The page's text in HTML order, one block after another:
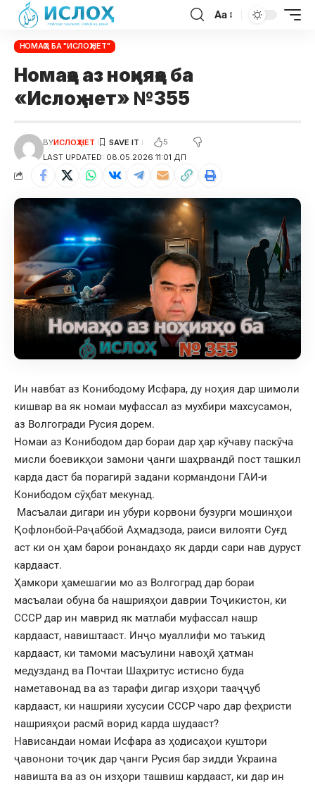
Aa
НОМАҲО БА "ИСЛОҲ.НЕТ"
Номаҳо аз ноҳияҳо ба
«Ислоҳ.нет» №355
LAST UPDATED: 08.05.2026 11:01 ДП
BYИСЛОҲ НЕТ 5
Ин навбат аз Конибодому Исфара, ду ноҳия дар шимоли
кишвар ва як номаи муфассал аз мухбири махсусамон,
аз Волгогради Русия дорем.
Номаи аз Конибодом дар бораи дар ҳар кӯчаву паскӯча
мисли боевикҳои замони ҷанги шаҳрвандӣ пост ташкил
карда даст ба порагирӣ задани кормандони ГАИ-и
Конибодом сӯҳбат мекунад.
Масъалаи дигари ин убури корвони бузурги мошинҳои
Қофлонбой-Раҷаббой Аҳмадзода, раиси вилояти Суғд
аст ки он ҳам барои ронандаҳо як дарди сари нав дуруст
кардааст.
Ҳамкори ҳамешагии мо аз Волгоград дар бораи
масъалаи обуна ба нашрияҳои даврии Тоҷикистон, ки
СССР дар ин маврид як матлаби муфассал нашр
кардааст, навиштааст. Инҷо муаллифи мо таъкид
кардааст, ки тамоми масъулини навоҳӣ ҳатман
медузданд ва Почтаи Шаҳритус истисно буда
наметавонад ва аз тарафи дигар изҳори тааҷҷуб
кардааст, ки нашрияи хусусии СССР чаро дар феҳристи
нашрияҳои расмӣ ворид карда шудааст?
Нависандаи номаи Исфара аз ҳодисаҳои куштори
ҷавонони тоҷик дар ҷанги Русия бар зидди Украина
навишта ва аз он изҳори ташвиш кардааст, ки дар ин